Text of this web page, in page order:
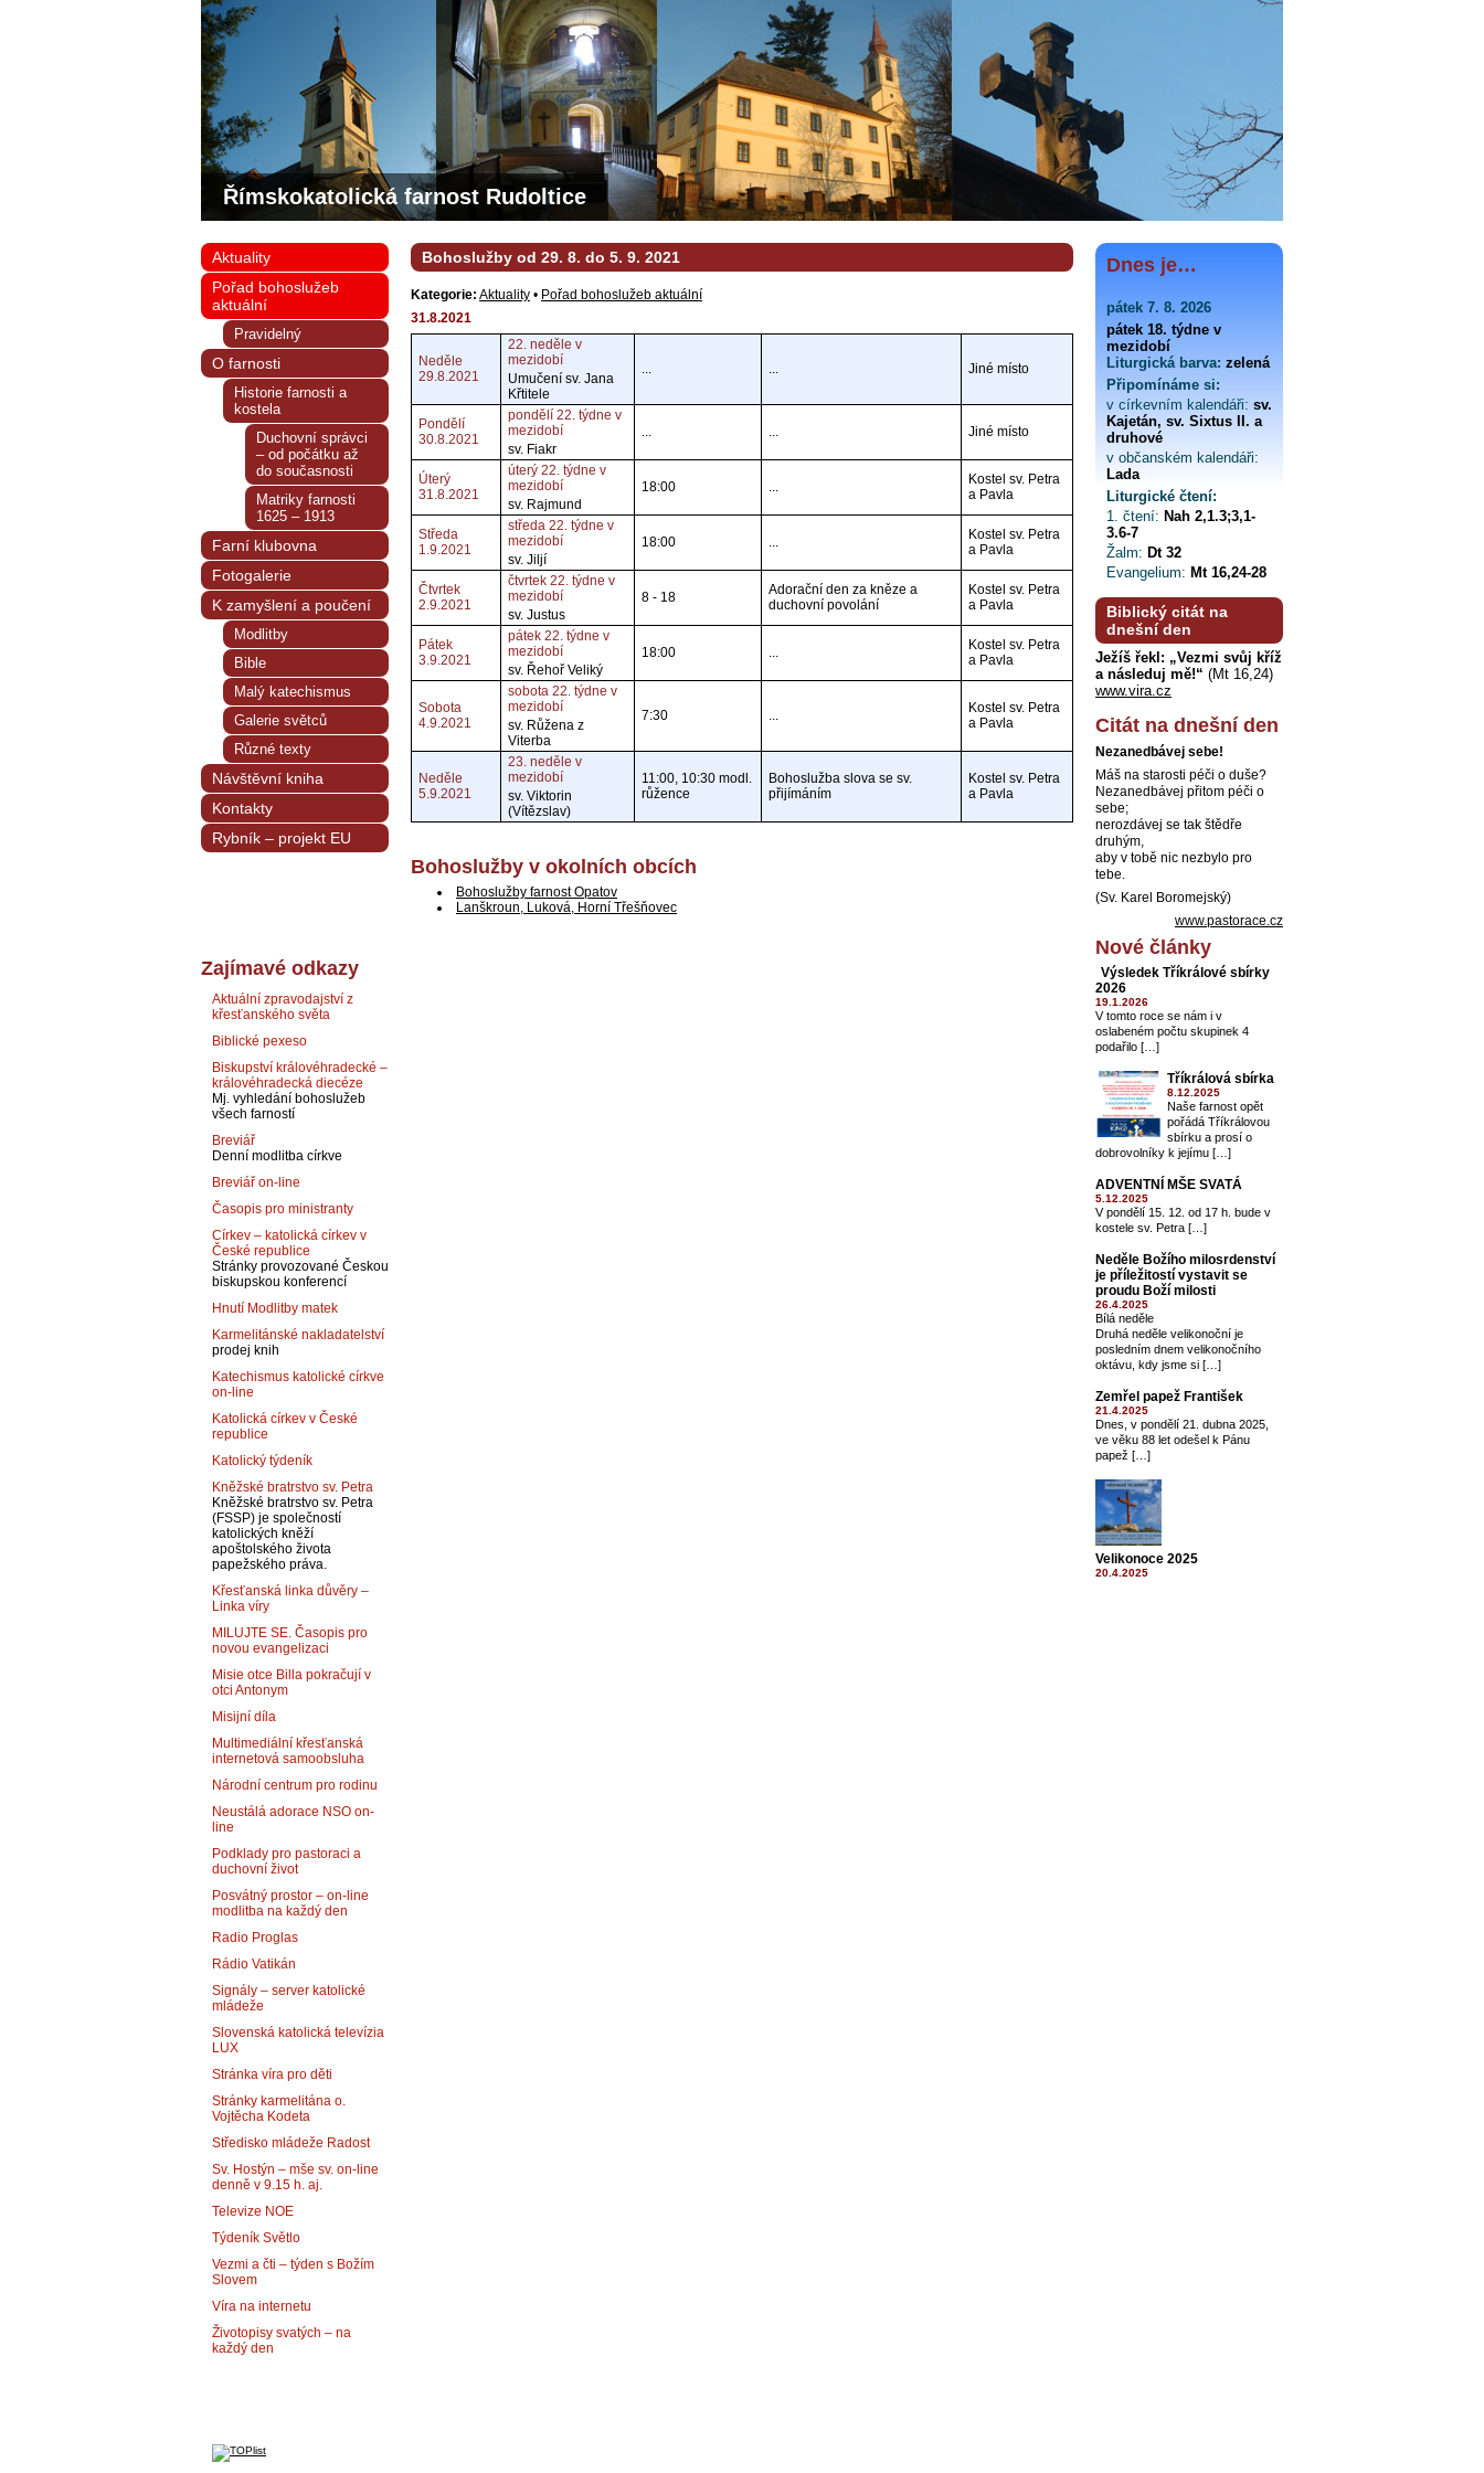
Římskokatolická farnost Rudoltice
Bohoslužby od 29. 8. do 5. 9. 2021
Kategorie: Aktuality • Pořad bohoslužeb aktuální
31.8.2021
Neděle
29.8.2021
22. neděle v
mezidobí
Umučení sv. Jana
Křtitele
... ... Jiné místo
Pondělí
30.8.2021
pondělí 22. týdne v
mezidobí
sv. Fiakr
... ... Jiné místo
Úterý
31.8.2021
úterý 22. týdne v
mezidobí
sv. Rajmund
18:00 ...
Kostel sv. Petra
a Pavla
Středa
1.9.2021
středa 22. týdne v
mezidobí
sv. Jiljí
18:00 ...
Kostel sv. Petra
a Pavla
Čtvrtek
2.9.2021
čtvrtek 22. týdne v
mezidobí
sv. Justus
8 - 18
Adorační den za kněze a
duchovní povolání
Kostel sv. Petra
a Pavla
Pátek
3.9.2021
pátek 22. týdne v
mezidobí
sv. Řehoř Veliký
18:00 ...
Kostel sv. Petra
a Pavla
Sobota
4.9.2021
sobota 22. týdne v
mezidobí
sv. Růžena z
Viterba
7:30 ...
Kostel sv. Petra
a Pavla
Neděle
5.9.2021
23. neděle v
mezidobí
sv. Viktorin
(Vítězslav)
11:00, 10:30 modl.
růžence
Bohoslužba slova se sv.
přijímáním
Kostel sv. Petra
a Pavla
Bohoslužby v okolních obcích
Bohoslužby farnost Opatov
Lanškroun, Luková, Horní Třešňovec
Aktuality
Pořad bohoslužeb
aktuální
Pravidelný
O farnosti
Historie farnosti a
kostela
Duchovní správci
– od počátku až
do současnosti
Matriky farnosti
1625 – 1913
Farní klubovna
Fotogalerie
K zamyšlení a poučení
Modlitby
Bible
Malý katechismus
Galerie světců
Různé texty
Návštěvní kniha
Kontakty
Rybník – projekt EU
Zajímavé odkazy
Aktuální zpravodajství z
křesťanského světa
Biblické pexeso
Biskupství královéhradecké –
královéhradecká diecéze
Mj. vyhledání bohoslužeb
všech farností
Breviář
Denní modlitba církve
Breviář on-line
Časopis pro ministranty
Církev – katolická církev v
České republice
Stránky provozované Českou
biskupskou konferencí
Hnutí Modlitby matek
Karmelitánské nakladatelství
prodej knih
Katechismus katolické církve
on-line
Katolická církev v České
republice
Katolický týdeník
Kněžské bratrstvo sv. Petra
Kněžské bratrstvo sv. Petra
(FSSP) je společností
katolických kněží
apoštolského života
papežského práva.
Křesťanská linka důvěry –
Linka víry
MILUJTE SE. Časopis pro
novou evangelizaci
Misie otce Billa pokračují v
otci Antonym
Misijní díla
Multimediální křesťanská
internetová samoobsluha
Národní centrum pro rodinu
Neustálá adorace NSO on-
line
Podklady pro pastoraci a
duchovní život
Posvátný prostor – on-line
modlitba na každý den
Radio Proglas
Rádio Vatikán
Signály – server katolické
mládeže
Slovenská katolická televízia
LUX
Stránka víra pro děti
Stránky karmelitána o.
Vojtěcha Kodeta
Středisko mládeže Radost
Sv. Hostýn – mše sv. on-line
denně v 9.15 h. aj.
Televize NOE
Týdeník Světlo
Vezmi a čti – týden s Božím
Slovem
Víra na internetu
Životopisy svatých – na
každý den
Dnes je…
pátek 7. 8. 2026
pátek 18. týdne v
mezidobí
Liturgická barva: zelená
Připomínáme si:
v církevním kalendáři: sv.
Kajetán, sv. Sixtus II. a
druhové
v občanském kalendáři:
Lada
Liturgické čtení:
1. čtení: Nah 2,1.3;3,1-
3.6-7
Žalm: Dt 32
Evangelium: Mt 16,24-28
Biblický citát na
dnešní den
Ježíš řekl: „Vezmi svůj kříž
a následuj mě!“ (Mt 16,24)
www.vira.cz
Citát na dnešní den
Nezanedbávej sebe!
Máš na starosti péči o duše?
Nezanedbávej přitom péči o
sebe;
nerozdávej se tak štědře
druhým,
aby v tobě nic nezbylo pro
tebe.
(Sv. Karel Boromejský)
www.pastorace.cz
Nové články
Výsledek Tříkrálové sbírky
2026
19.1.2026
V tomto roce se nám i v
oslabeném počtu skupinek 4
podařilo […]
Tříkrálová sbírka
8.12.2025
Naše farnost opět
pořádá Tříkrálovou
sbírku a prosí o
dobrovolníky k jejímu […]
ADVENTNÍ MŠE SVATÁ
5.12.2025
V pondělí 15. 12. od 17 h. bude v
kostele sv. Petra […]
Neděle Božího milosrdenství
je příležitostí vystavit se
proudu Boží milosti
26.4.2025
Bílá neděle
Druhá neděle velikonoční je
posledním dnem velikonočního
oktávu, kdy jsme si […]
Zemřel papež František
21.4.2025
Dnes, v pondělí 21. dubna 2025,
ve věku 88 let odešel k Pánu
papež […]
Velikonoce 2025
20.4.2025